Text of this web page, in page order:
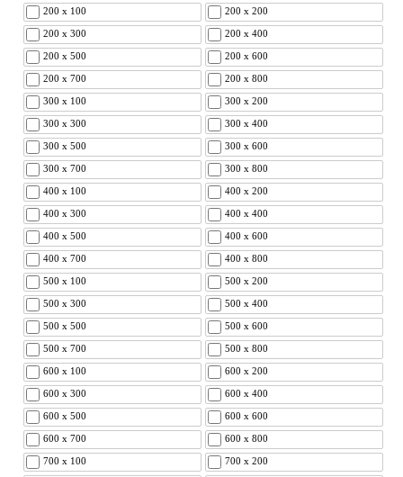
200 x 100 200 x 200
200 x 300 200 x 400
200 x 500 200 x 600
200 x 700 200 x 800
300 x 100 300 x 200
300 x 300 300 x 400
300 x 500 300 x 600
300 x 700 300 x 800
400 x 100 400 x 200
400 x 300 400 x 400
400 x 500 400 x 600
400 x 700 400 x 800
500 x 100 500 x 200
500 x 300 500 x 400
500 x 500 500 x 600
500 x 700 500 x 800
600 x 100 600 x 200
600 x 300 600 x 400
600 x 500 600 x 600
600 x 700 600 x 800
700 x 100 700 x 200